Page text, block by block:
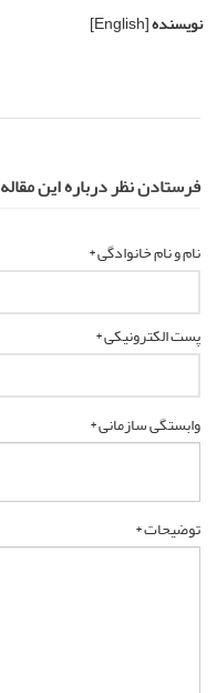
نویسنده[English]
فرستادن نظر درباره این مقاله
نام و نام خانوادگی *
پست الکترونیکی *
وابستگی سازمانی *
توضیحات *